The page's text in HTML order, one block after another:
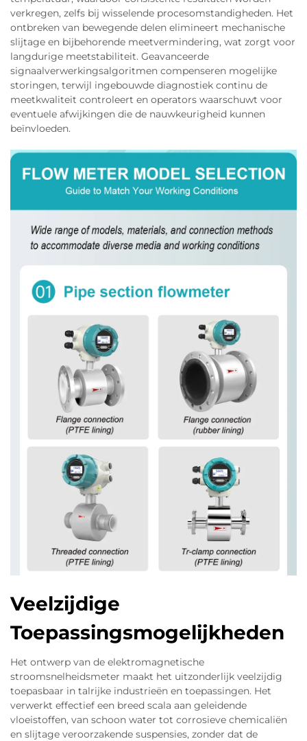
verkregen, zelfs bij wisselende procesomstandigheden. Het
ontbreken van bewegende delen elimineert mechanische
slijtage en bijbehorende meetvermindering, wat zorgt voor
langdurige meetstabiliteit. Geavanceerde
signaalverwerkingsalgoritmen compenseren mogelijke
storingen, terwijl ingebouwde diagnostiek continu de
meetkwaliteit controleert en operators waarschuwt voor
eventuele afwijkingen die de nauwkeurigheid kunnen
beïnvloeden.
Veelzijdige
Toepassingsmogelijkheden
Het ontwerp van de elektromagnetische
stroomsnelheidsmeter maakt het uitzonderlijk veelzijdig
toepasbaar in talrijke industrieën en toepassingen. Het
verwerkt effectief een breed scala aan geleidende
vloeistoffen, van schoon water tot corrosieve chemicaliën
en slijtage veroorzakende suspensies, zonder dat de